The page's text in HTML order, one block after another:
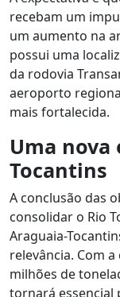
recebam um
um aumento na
possui uma
da rodovia
aeroporto
mais fortalecida.
Uma nova
Tocantins
A conclusão das
consolidar o Rio
Araguaia-
relevância. Com
milhões de
tornará essencial